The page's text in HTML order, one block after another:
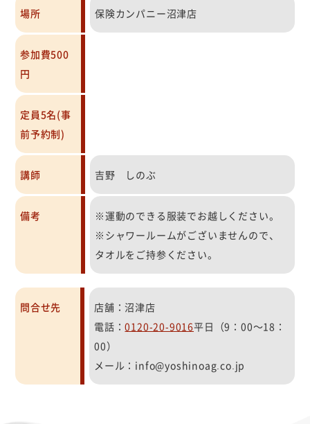
場所 保険カンパニー沼津店
参加費500
円
定員5名(事
前予約制)
講師 吉野 しのぶ
備考
※運動のできる服装でお越しください。
※シャワールームがございませんので、
タオルをご持参ください。
問合せ先
店舗：沼津店
電話：0120-20-9016平日（9：00～18：
00）
メール：info@yoshinoag.co.jp